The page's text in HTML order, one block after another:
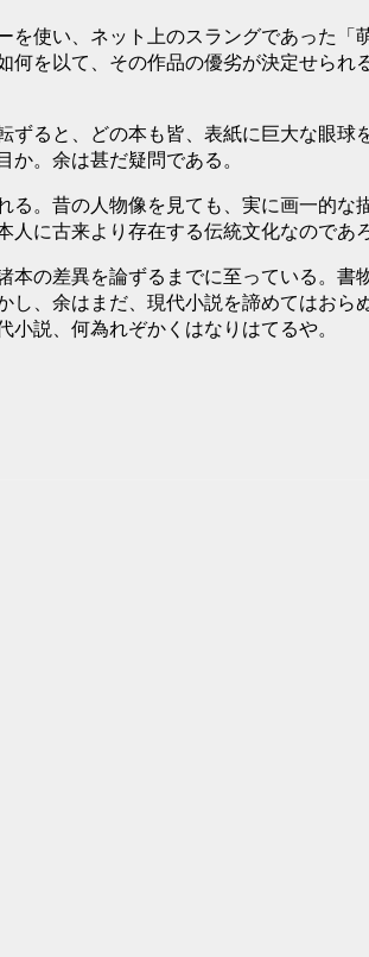
使い、ネット上のスラングであった「
を以て、その作品の優劣が決定せられ
ずると、どの本も皆、表紙に巨大な眼球
。余は甚だ疑問である。
。昔の人物像を見ても、実に画一的な
に古来より存在する伝統文化なのであ
の差異を論ずるまでに至っている。書
、余はまだ、現代小説を諦めてはおら
説、何為れぞかくはなりはてるや。